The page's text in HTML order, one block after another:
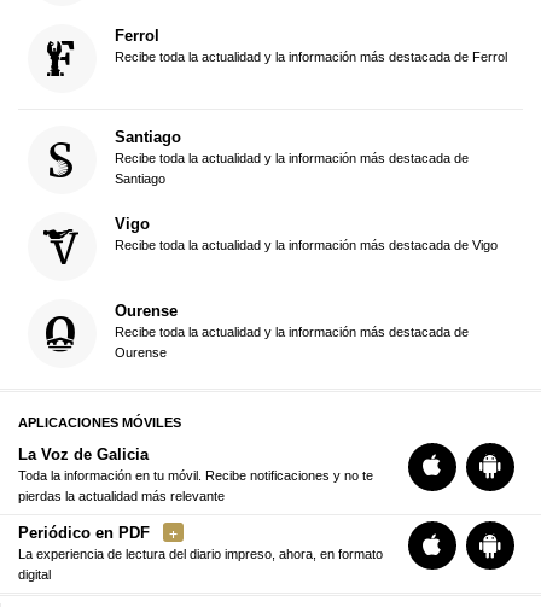
Ferrol
Recibe toda la actualidad y la información más destacada de Ferrol
Santiago
Recibe toda la actualidad y la información más destacada de
Santiago
Vigo
Recibe toda la actualidad y la información más destacada de Vigo
Ourense
Recibe toda la actualidad y la información más destacada de
Ourense
APLICACIONES MÓVILES
La Voz de Galicia
Toda la información en tu móvil. Recibe notificaciones y no te
pierdas la actualidad más relevante
Periódico en PDF
La experiencia de lectura del diario impreso, ahora, en formato
digital